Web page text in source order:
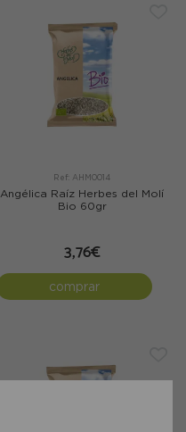
Ref: AHM0014
Angélica Raíz Herbes del Molí
Bio 60gr
3,76€
comprar